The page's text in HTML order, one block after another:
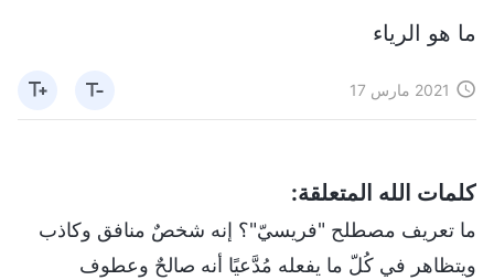
ما هو الرياء
2021 مارس 17
كلمات الله المتعلقة:
ما تعريف مصطلح "فريسيّ"؟ إنه شخصٌ منافق وكاذب
ويتظاهر في كُلّ ما يفعله مُدَّعيًا أنه صالحٌ وعطوف